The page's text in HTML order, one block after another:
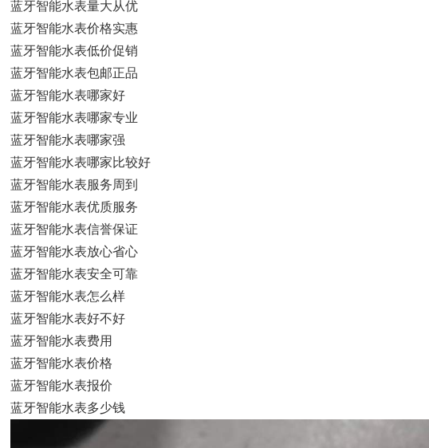
蓝牙智能水表量大从优
蓝牙智能水表价格实惠
蓝牙智能水表低价促销
蓝牙智能水表包邮正品
蓝牙智能水表哪家好
蓝牙智能水表哪家专业
蓝牙智能水表哪家强
蓝牙智能水表哪家比较好
蓝牙智能水表服务周到
蓝牙智能水表优质服务
蓝牙智能水表信誉保证
蓝牙智能水表放心省心
蓝牙智能水表安全可靠
蓝牙智能水表怎么样
蓝牙智能水表好不好
蓝牙智能水表费用
蓝牙智能水表价格
蓝牙智能水表报价
蓝牙智能水表多少钱